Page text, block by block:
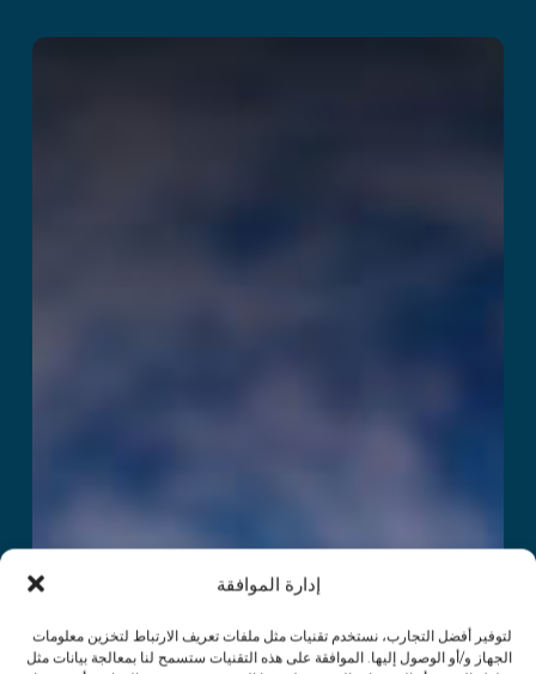
إدارة الموافقة
لتوفير أفضل التجارب، نستخدم تقنيات مثل ملفات تعريف الارتباط لتخزين معلومات
الجهاز و/أو الوصول إليها. الموافقة على هذه التقنيات ستسمح لنا بمعالجة بيانات مثل